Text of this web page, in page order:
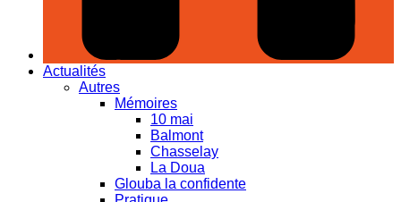
Actualités
Autres
Mémoires
10 mai
Balmont
Chasselay
La Doua
Glouba la confidente